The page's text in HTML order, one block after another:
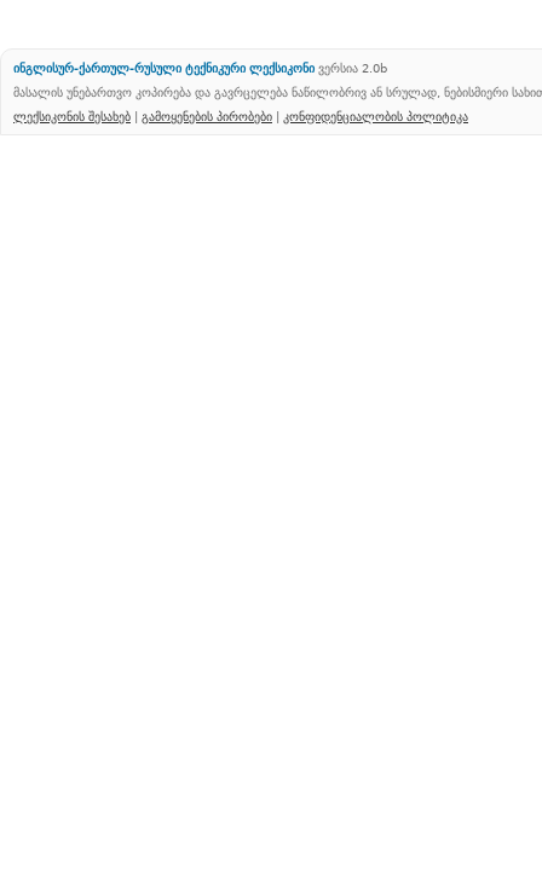
ინგლისურ-ქართულ-რუსული ტექნიკური ლექსიკონი ვერსია 2.0b
მასალის უნებართვო კოპირება და გავრცელება ნაწილობრივ ან სრულად, ნებისმიერი
ლექსიკონის შესახებ | გამოყენების პირობები | კონფიდენციალობის პოლიტიკა